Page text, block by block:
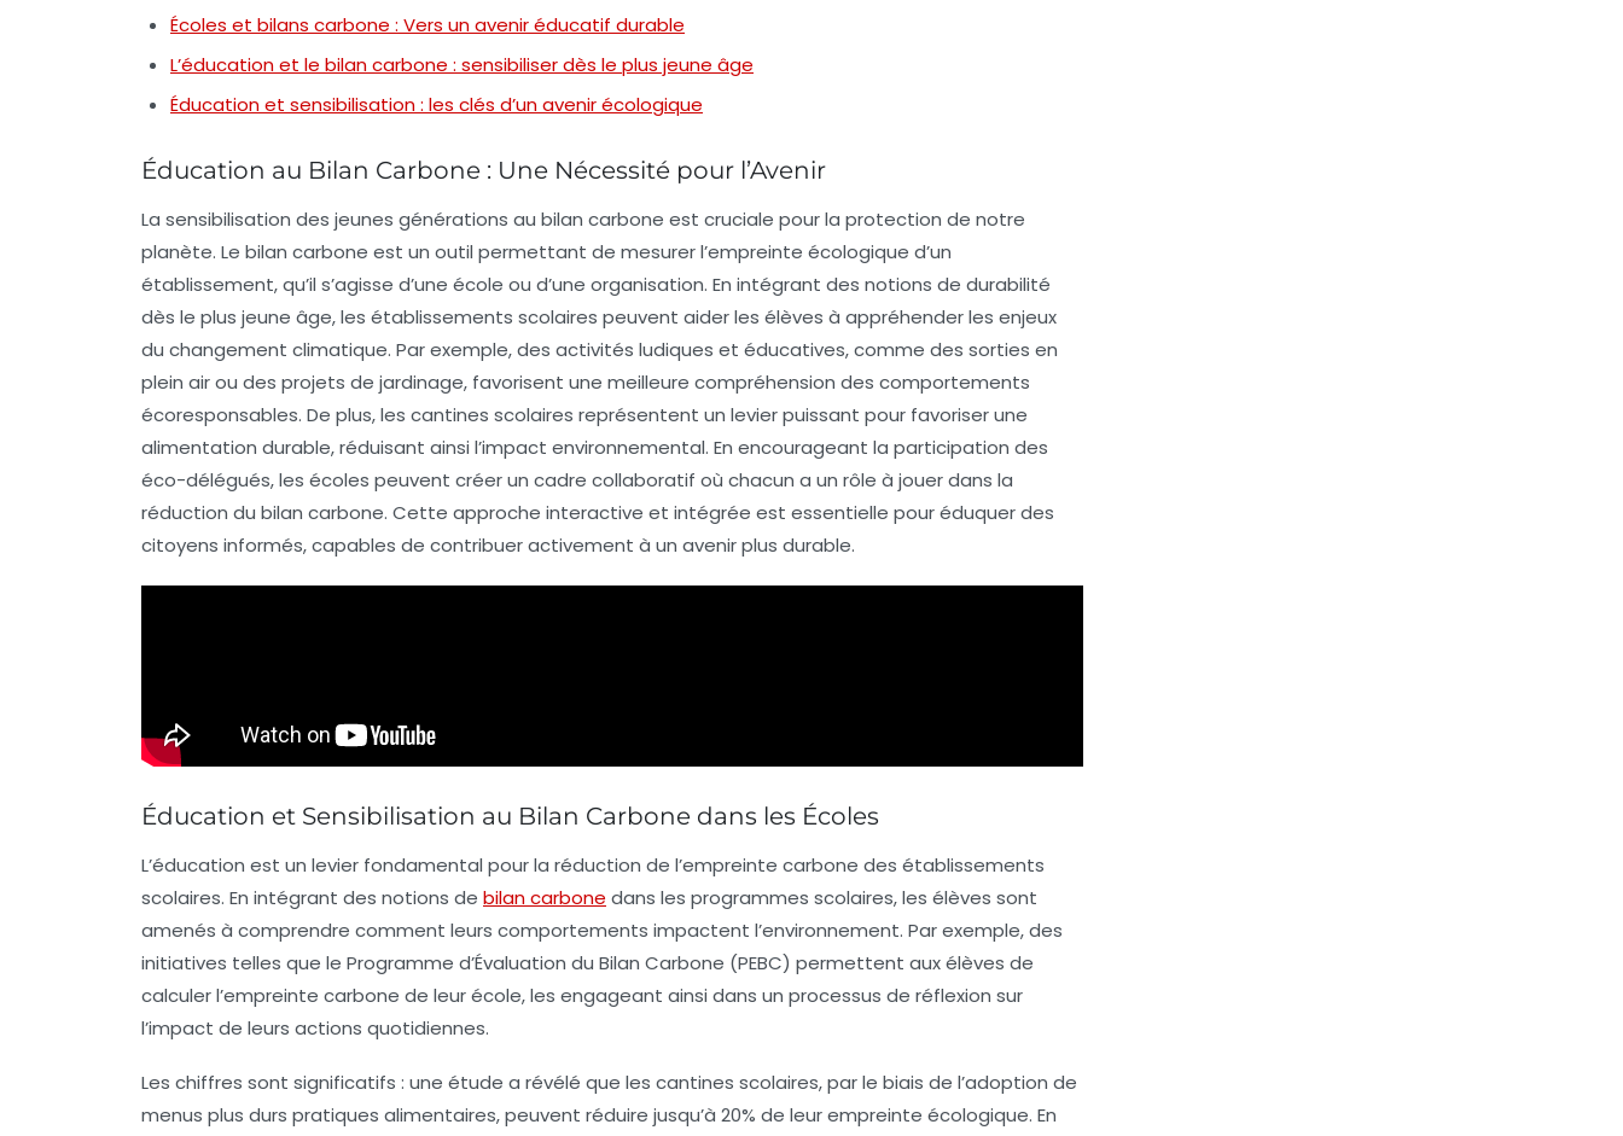
Écoles et bilans carbone : Vers un avenir éducatif durable
L’éducation et le bilan carbone : sensibiliser dès le plus jeune âge
Éducation et sensibilisation : les clés d’un avenir écologique
Éducation au Bilan Carbone : Une Nécessité pour l’Avenir
La sensibilisation des jeunes générations au bilan carbone est cruciale pour la protection de notre
planète. Le bilan carbone est un outil permettant de mesurer l’empreinte écologique d’un
établissement, qu’il s’agisse d’une école ou d’une organisation. En intégrant des notions de durabilité
dès le plus jeune âge, les établissements scolaires peuvent aider les élèves à appréhender les enjeux
du changement climatique. Par exemple, des activités ludiques et éducatives, comme des sorties en
plein air ou des projets de jardinage, favorisent une meilleure compréhension des comportements
écoresponsables. De plus, les cantines scolaires représentent un levier puissant pour favoriser une
alimentation durable, réduisant ainsi l’impact environnemental. En encourageant la participation des
éco-délégués, les écoles peuvent créer un cadre collaboratif où chacun a un rôle à jouer dans la
réduction du bilan carbone. Cette approche interactive et intégrée est essentielle pour éduquer des
citoyens informés, capables de contribuer activement à un avenir plus durable.
Éducation et Sensibilisation au Bilan Carbone dans les Écoles
L’éducation est un levier fondamental pour la réduction de l’empreinte carbone des établissements
scolaires. En intégrant des notions de bilan carbone dans les programmes scolaires, les élèves sont
amenés à comprendre comment leurs comportements impactent l’environnement. Par exemple, des
initiatives telles que le Programme d’Évaluation du Bilan Carbone (PEBC) permettent aux élèves de
calculer l’empreinte carbone de leur école, les engageant ainsi dans un processus de réflexion sur
l’impact de leurs actions quotidiennes.
Les chiffres sont significatifs : une étude a révélé que les cantines scolaires, par le biais de l’adoption de
menus plus durs pratiques alimentaires, peuvent réduire jusqu’à 20% de leur empreinte écologique. En